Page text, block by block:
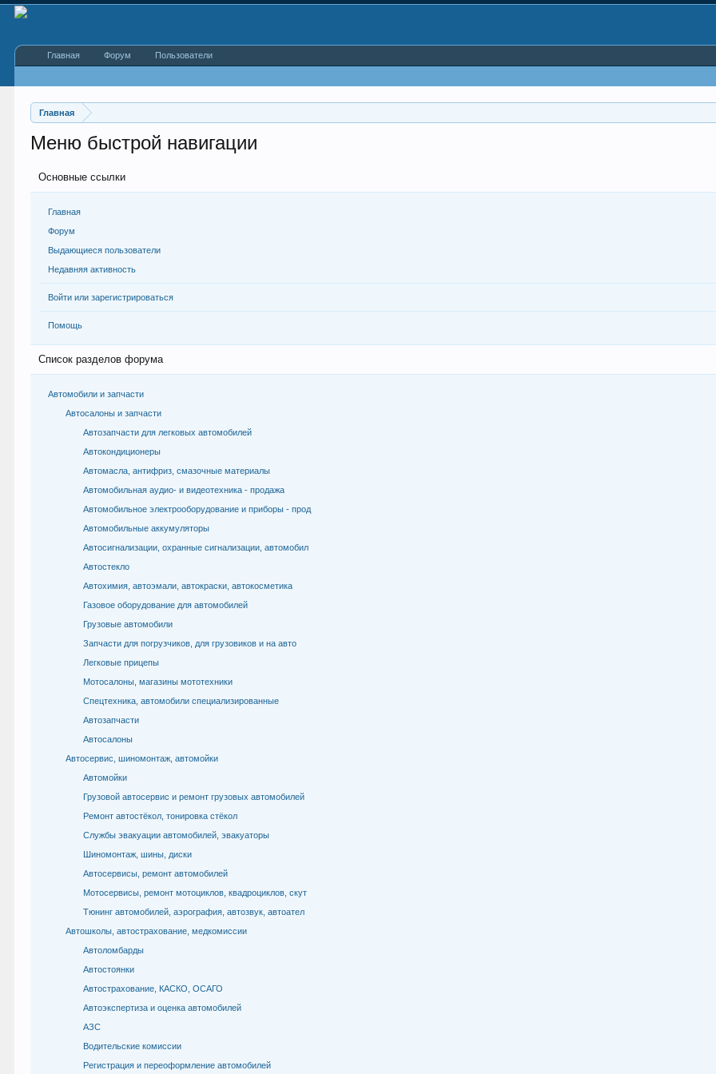
Главная
Меню быстрой навигации
Основные ссылки
Главная
Форум
Выдающиеся пользователи
Недавняя активность
Войти или зарегистрироваться
Помощь
Список разделов форума
Автомобили и запчасти
Автосалоны и запчасти
Автозапчасти для легковых автомобилей
Автокондиционеры
Автомасла, антифриз, смазочные материалы
Автомобильная аудио- и видеотехника - продажа
Автомобильное электрооборудование и приборы - прод
Автомобильные аккумуляторы
Автосигнализации, охранные сигнализации, автомобил
Автостекло
Автохимия, автоэмали, автокраски, автокосметика
Газовое оборудование для автомобилей
Грузовые автомобили
Запчасти для погрузчиков, для грузовиков и на авто
Легковые прицепы
Мотосалоны, магазины мототехники
Спецтехника, автомобили специализированные
Автозапчасти
Автосалоны
Автосервис, шиномонтаж, автомойки
Автомойки
Грузовой автосервис и ремонт грузовых автомобилей
Ремонт автостёкол, тонировка стёкол
Службы эвакуации автомобилей, эвакуаторы
Шиномонтаж, шины, диски
Автосервисы, ремонт автомобилей
Мотосервисы, ремонт мотоциклов, квадроциклов, скут
Тюнинг автомобилей, аэрография, автозвук, автоател
Автошколы, автострахование, медкомиссии
Автоломбарды
Автостоянки
Автострахование, КАСКО, ОСАГО
Автоэкспертиза и оценка автомобилей
АЗС
Водительские комиссии
Регистрация и переоформление автомобилей
Главная Форум Пользователи